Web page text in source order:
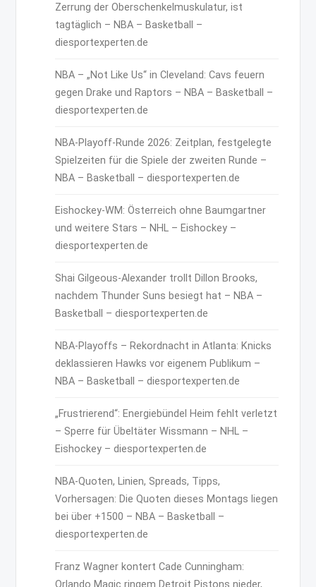
Zerrung der Oberschenkelmuskulatur, ist
tagtäglich – NBA – Basketball –
diesportexperten.de
NBA – „Not Like Us“ in Cleveland: Cavs feuern
gegen Drake und Raptors – NBA – Basketball –
diesportexperten.de
NBA-Playoff-Runde 2026: Zeitplan, festgelegte
Spielzeiten für die Spiele der zweiten Runde –
NBA – Basketball – diesportexperten.de
Eishockey-WM: Österreich ohne Baumgartner
und weitere Stars – NHL – Eishockey –
diesportexperten.de
Shai Gilgeous-Alexander trollt Dillon Brooks,
nachdem Thunder Suns besiegt hat – NBA –
Basketball – diesportexperten.de
NBA-Playoffs – Rekordnacht in Atlanta: Knicks
deklassieren Hawks vor eigenem Publikum –
NBA – Basketball – diesportexperten.de
„Frustrierend“: Energiebündel Heim fehlt verletzt
– Sperre für Übeltäter Wissmann – NHL –
Eishockey – diesportexperten.de
NBA-Quoten, Linien, Spreads, Tipps,
Vorhersagen: Die Quoten dieses Montags liegen
bei über +1500 – NBA – Basketball –
diesportexperten.de
Franz Wagner kontert Cade Cunningham:
Orlando Magic ringem Detroit Pistons nieder,